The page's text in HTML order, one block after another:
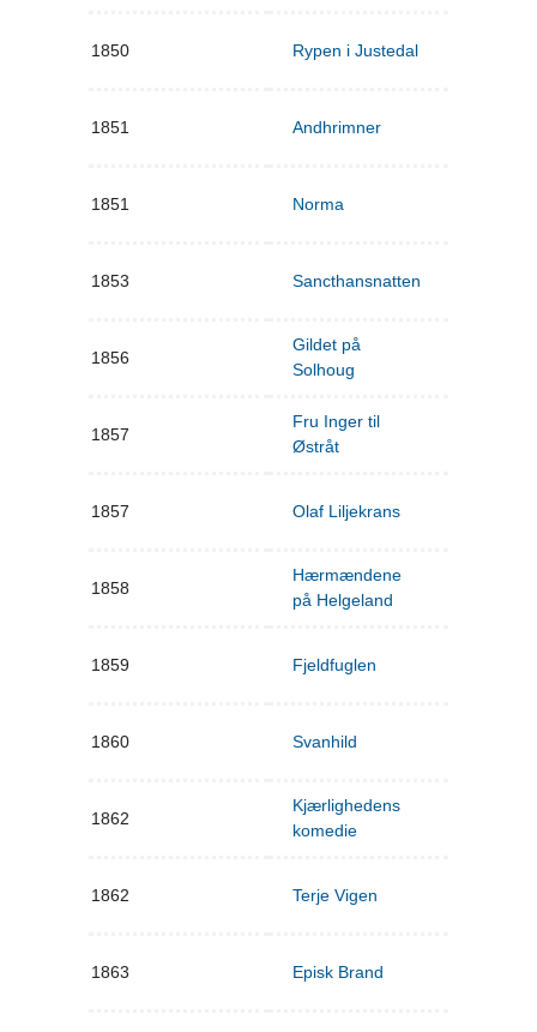
1850 Rypen i Justedal
1851 Andhrimner
1851 Norma
1853 Sancthansnatten
1856
Gildet på
Solhoug
1857
Fru Inger til
Østråt
1857 Olaf Liljekrans
1858
Hærmændene
på Helgeland
1859 Fjeldfuglen
1860 Svanhild
1862
Kjærlighedens
komedie
1862 Terje Vigen
1863 Episk Brand